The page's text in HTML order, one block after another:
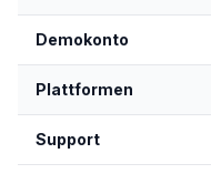
Demokonto
Plattformen
Support